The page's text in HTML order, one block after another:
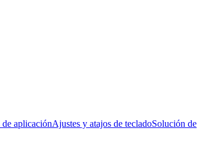
de aplicaciónAjustes y atajos de tecladoSolución de